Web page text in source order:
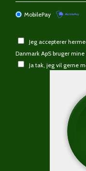
MobilePay
Jeg accepterer
Danmark ApS bruger
Ja tak, jeg vil gerne